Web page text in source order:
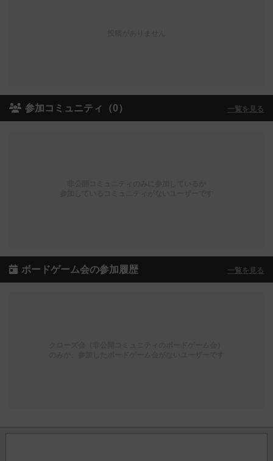
参加コミュニティ（0） 一覧を見る
ボードゲーム会の参加履歴 一覧を見る